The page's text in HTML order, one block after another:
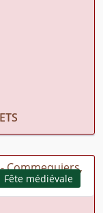
Fête médiévale